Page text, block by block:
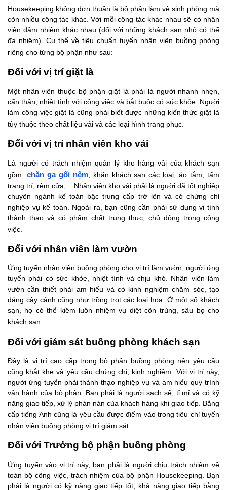
Housekeeping không đơn thuần là bộ phận làm vệ sinh phòng mà
còn nhiều công tác khác. Với mỗi công tác khác nhau sẽ có nhân
viên đảm nhiệm khác nhau (đối với những khách sạn nhỏ có thể
đa nhiệm). Cụ thể về tiêu chuẩn tuyển nhân viên buồng phòng
riêng cho từng bộ phận như sau:
Đối với vị trí giặt là
Một nhân viên thuộc bộ phận giặt là phải là người nhanh nhẹn,
cẩn thận, nhiệt tình với công việc và bắt buộc có sức khỏe. Người
làm công việc giặt là cũng phải biết được những kiến thức giặt là
tùy thuộc theo chất liệu vải và các loại hình trang phục.
Đối với vị trí nhân viên kho vải
Là người có trách nhiệm quản lý kho hàng vải của khách sạn
gồm: chăn ga gối nệm, khăn khách sạn các loại, áo tắm, tấm
trang trí, rèm cửa,... Nhân viên kho vải phải là người đã tốt nghiệp
chuyên ngành kế toán bậc trung cấp trở lên và có chứng chỉ
nghiệp vụ kế toán. Ngoài ra, bạn cũng cần phải sử dụng vi tính
thành thạo và có phẩm chất trung thực, chủ động trong công
việc.
Đối với nhân viên làm vườn
Ứng tuyển nhân viên buồng phòng cho vị trí làm vườn, người ứng
tuyển phải có sức khỏe, nhiệt tình và chịu khó. Nhân viên làm
vườn cần thiết phải am hiểu và có kinh nghiệm chăm sóc, tạo
dáng cây cảnh cũng như trồng trọt các loại hoa. Ở một số khách
sạn, họ có thể kiêm luôn nhiệm vụ diệt côn trùng, sâu bọ cho
khách sạn.
Đối với giám sát buồng phòng khách sạn
Đây là vị trí cao cấp trong bộ phận buồng phòng nên yêu cầu
cũng khắt khe và yêu cầu chứng chỉ, kinh nghiệm. Với vị trí này,
người ứng tuyển phải thành thạo nghiệp vụ và am hiểu quy trình
vận hành của bộ phận. Bạn phải là người sạch sẽ, tỉ mỉ và có kỹ
năng giao tiếp, xử lý phàn nàn của khách hàng khi giao tiếp. Bằng
cấp tiếng Anh cũng là yêu cầu được điểm vào trong tiêu chỉ tuyển
nhân viên buồng phòng vị trí giám sát.
Đối với Trưởng bộ phận buồng phòng
Ứng tuyển vào vị trí này, bạn phải là người chịu trách nhiệm về
toàn bộ công việc, trách nhiệm của bộ phận Housekeeping. Bạn
phải là người có kỹ năng giao tiếp tốt, khả năng giao tiếp bằng